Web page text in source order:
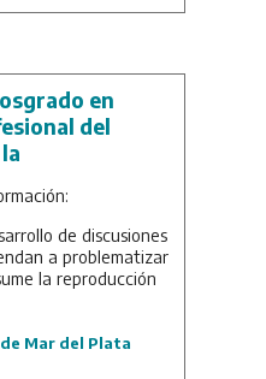
en
del
de discusiones
a problematizar
la reproducción
genera a partir de
de
Mar del Plata